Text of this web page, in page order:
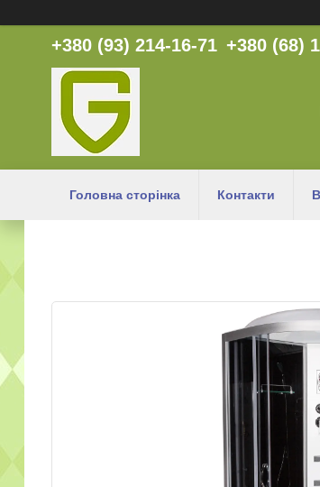
+380 (93) 214-16-71 +380 (68)
Головна сторінка Контакти